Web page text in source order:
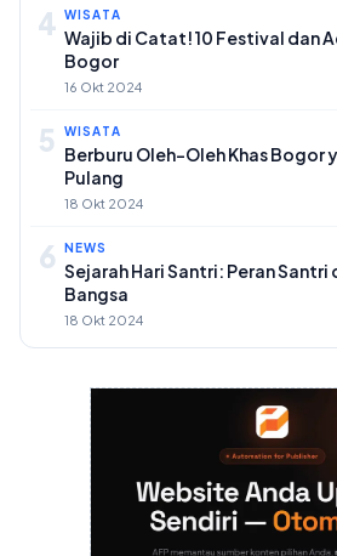
4 WISATA
Wajib di Catat! 10 Festival dan
Bogor
16 Okt 2024
5 WISATA
Berburu Oleh-Oleh Khas Bogor
Pulang
18 Okt 2024
6 NEWS
Sejarah Hari Santri: Peran Santri
Bangsa
18 Okt 2024